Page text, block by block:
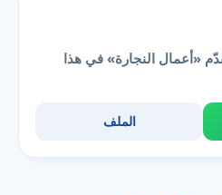
«أعمال النجارة» في هذا
الملف